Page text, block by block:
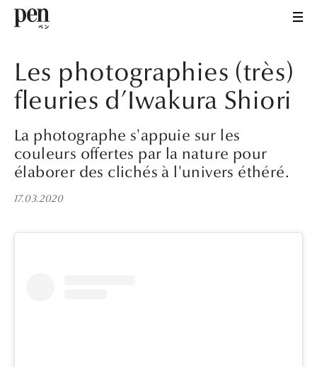
Les photographies (très)
fleuries d’Iwakura Shiori
La photographe s'appuie sur les
couleurs offertes par la nature pour
élaborer des clichés à l'univers éthéré.
17.03.2020